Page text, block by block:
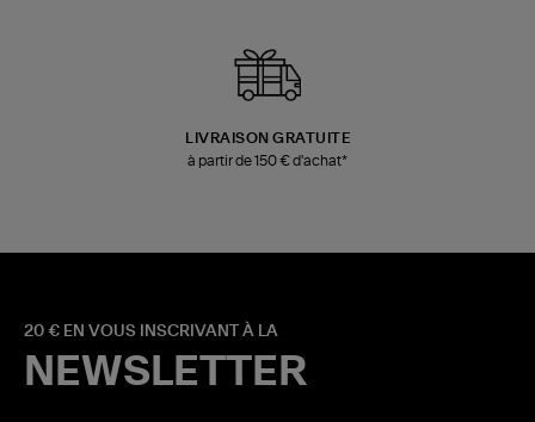
LIVRAISON GRATUITE
à partir de 150 € d'achat*
20 € EN VOUS INSCRIVANT À LA
NEWSLETTER